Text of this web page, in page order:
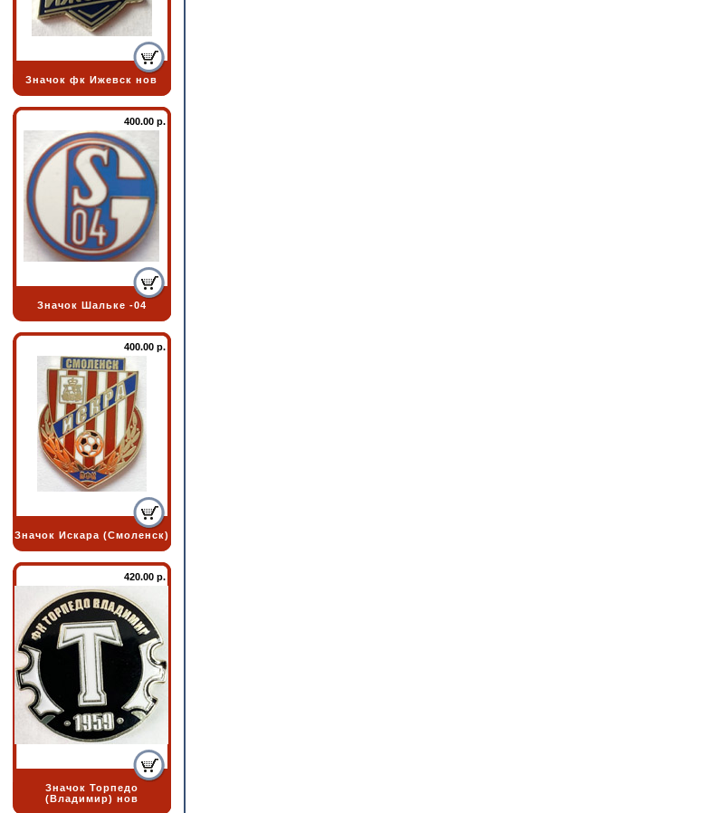
Значок фк Ижевск нов
400.00 р.
Значок Шальке -04
400.00 р.
Значок Искара (Смоленск)
420.00 р.
Значок Торпедо
(Владимир) нов